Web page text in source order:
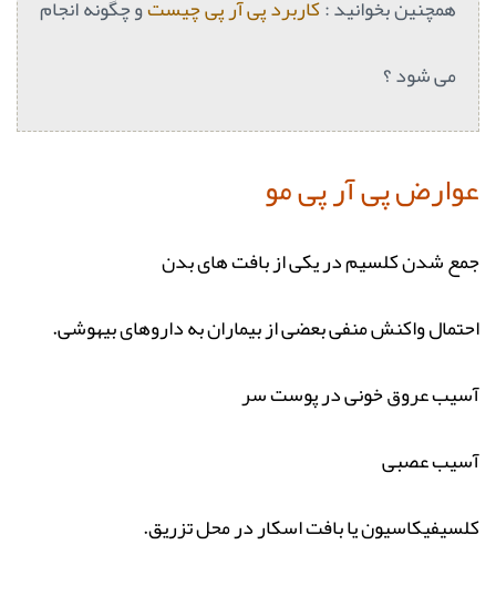
همچنین بخوانید :کاربرد پی آر پی چیستو چگونه انجام
می شود ؟
عوارض پی آر پی مو
جمع شدن کلسیم در یکی از بافت های بدن
احتمال واکنش منفی بعضی از بیماران به داروهای بیهوشی.
آسیب عروق خونی در پوست سر
آسیب عصبی
کلسیفیکاسیون یا بافت اسکار در محل تزریق.